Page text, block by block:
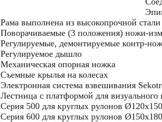
Рама выполнена из высокопрочной стали
Поворачиваемые (3 положения) ножи-
Регулируемые, демонтируемые контр-
Регулируемое дышло
Механическая опорная ножка
Съемные крылья на колесах
Электронная система взвешивания
Лестница с платформой для визуального
Серия 500 для круглых рулонов
Серия 600 для круглых рулонов